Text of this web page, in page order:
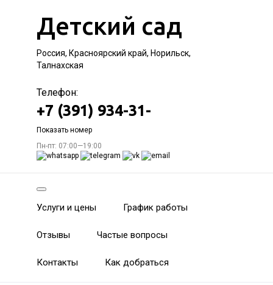
Детский сад
Россия, Красноярский край, Норильск,
Талнахская
Телефон:
+7 (391) 934-31-
Показать номер
Пн-пт: 07:00—19:00
Услуги и цены График работы
Отзывы Частые вопросы
Контакты Как добраться